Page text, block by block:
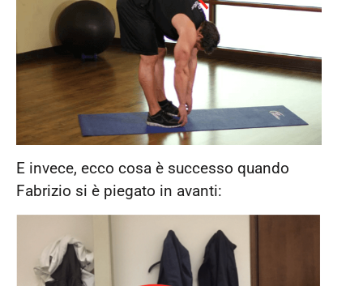
E invece, ecco cosa è successo quando
Fabrizio si è piegato in avanti: